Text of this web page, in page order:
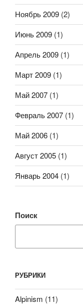
Ноябрь 2009 (2)
Июнь 2009 (1)
Апрель 2009 (1)
Март 2009 (1)
Май 2007 (1)
Февраль 2007 (1)
Май 2006 (1)
Август 2005 (1)
Январь 2004 (1)
Поиск
РУБРИКИ
Alpinism (11)